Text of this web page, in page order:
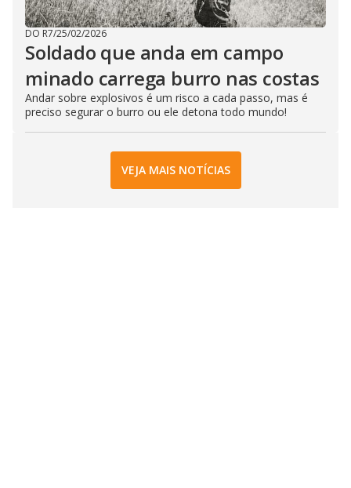
DO R7/25/02/2026
Soldado que anda em campo
minado carrega burro nas costas
Andar sobre explosivos é um risco a cada passo, mas é
preciso segurar o burro ou ele detona todo mundo!
VEJA MAIS NOTÍCIAS